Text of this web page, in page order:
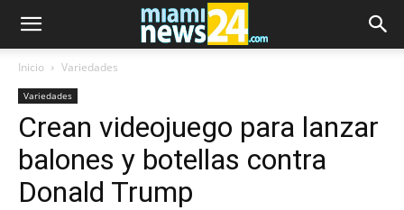
Inicio Variedades
Variedades
Crean videojuego para lanzar
balones y botellas contra
Donald Trump